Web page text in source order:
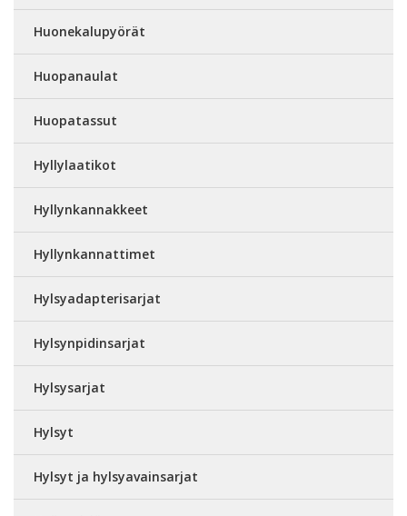
Huonekalupyörät
Huopanaulat
Huopatassut
Hyllylaatikot
Hyllynkannakkeet
Hyllynkannattimet
Hylsyadapterisarjat
Hylsynpidinsarjat
Hylsysarjat
Hylsyt
Hylsyt ja hylsyavainsarjat